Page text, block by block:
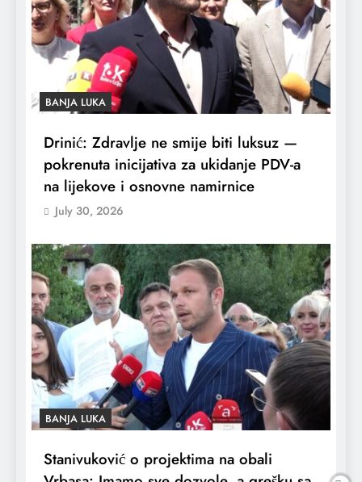
BANJA LUKA
Drinić: Zdravlje ne smije biti luksuz —
pokrenuta inicijativa za ukidanje PDV-a
na lijekove i osnovne namirnice
July 30, 2026
BANJA LUKA
Stanivuković o projektima na obali